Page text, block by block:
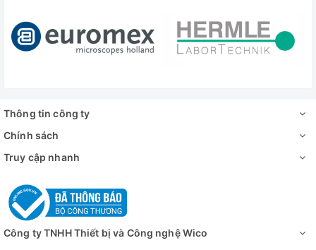
+ Chế độ khóa máy
Thông tin công ty
Chính sách
Truy cập nhanh
Công ty TNHH Thiết bị và Công nghệ Wico